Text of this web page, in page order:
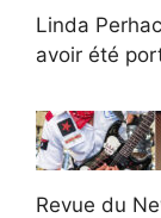
Linda
avoir été
Revue du